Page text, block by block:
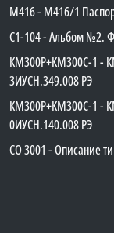
М416 - М416/1
C1-104 - Альбом №2.
КМ300Р+КМ300С-1 -
3ИУСН.349.008 РЭ
КМ300Р+КМ300С-1 -
0ИУСН.140.008 РЭ
СО 3001 - Описание